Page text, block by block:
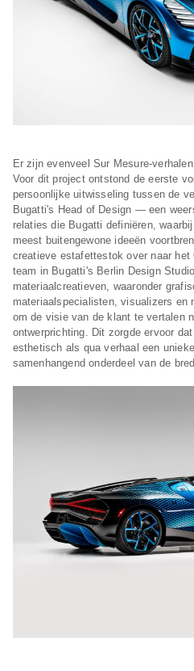
Er zijn evenveel Sur Mesure-
Voor dit project ontstond de eerste
persoonlijke uitwisseling tussen de
Bugatti's Head of Design — een
relaties die Bugatti definiëren,
meest buitengewone ideeën
creatieve estafettestok over naar
team in Bugatti's Berlin Design
materiaalcreatieven, waaronder
materiaalspecialisten, visualizers en
om de visie van de klant te vertalen
ontwerprichting. Dit zorgde ervoor
esthetisch als qua verhaal een
samenhangend onderdeel van de